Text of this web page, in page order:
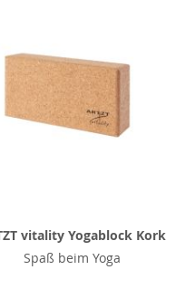
vitality Yogablock Kork
Spaß beim Yoga